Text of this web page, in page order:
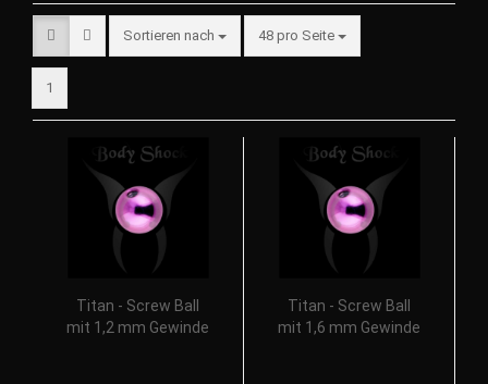
Sortieren nach 48 pro Seite
1
Titan - Screw Ball
mit 1,2 mm Gewinde
Titan - Screw Ball
mit 1,6 mm Gewinde